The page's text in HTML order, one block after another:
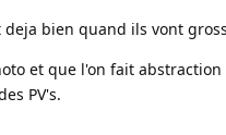
deja bien quand ils vont
et que l'on fait
PV's.